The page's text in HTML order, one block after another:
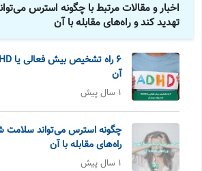
اخبار و مقالات مرتبط با چگونه استرس
تهدید کند و راه‌های مقابله با آن
آن
1 سال پیش
چگونه استرس می‌تواند سلامت
راه‌های مقابله با آن
1 سال پیش